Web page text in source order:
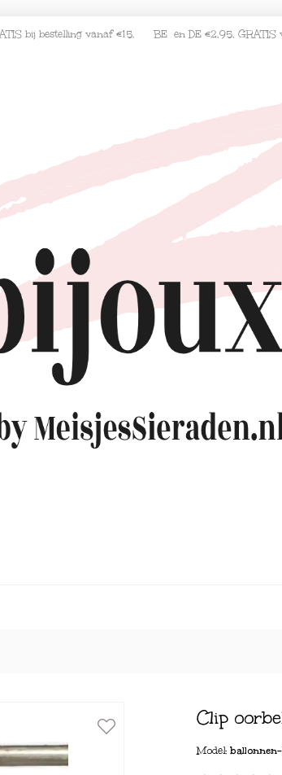
bij bestelling vanaf €15. BE en DE €2,95, GRATIS
Clip
Model: